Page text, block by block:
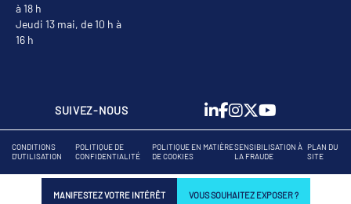
MANIFESTEZ VOTRE INTÉRÊT VOUS SOUHAITEZ EXPOSER ?
à 18 h
Jeudi 13 mai, de 10 h à
16 h
SUIVEZ-NOUS
CONDITIONS
D'UTILISATION
POLITIQUE DE
CONFIDENTIALITÉ
POLITIQUE EN MATIÈRE
DE COOKIES
SENSIBILISATION À
LA FRAUDE
PLAN DU
SITE